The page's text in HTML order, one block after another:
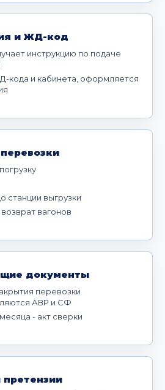
и ЖД-код
инструкцию по подаче
кода и кабинета, оформляется
станции выгрузки
вагонов
документы
перевозки
АВР и СФ
- акт сверки
претензии